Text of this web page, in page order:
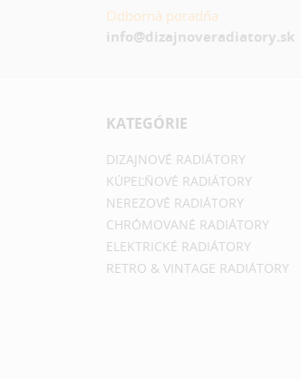
Odborná poradňa
info@dizajnoveradiatory.sk
KATEGÓRIE
DIZAJNOVÉ RADIÁTORY
KÚPEĽŇOVÉ RADIÁTORY
NEREZOVÉ RADIÁTORY
CHRÓMOVANÉ RADIÁTORY
ELEKTRICKÉ RADIÁTORY
RETRO & VINTAGE RADIÁTORY